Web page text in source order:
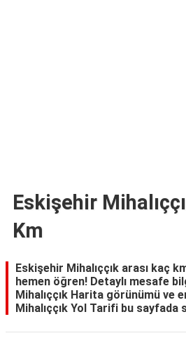
Eskişehir
Km
Eskişehir Mihalıççık arası kaç
hemen öğren! Detaylı mesafe
Mihalıççık Harita görünümü ve
Mihalıççık Yol Tarifi bu sayfada